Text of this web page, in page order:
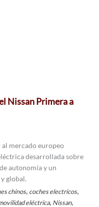
Nissan Primera a
mercado europeo
desarrollada sobre
autonomía y un
global.
chinos, coches electricos,
eléctrica, Nissan,